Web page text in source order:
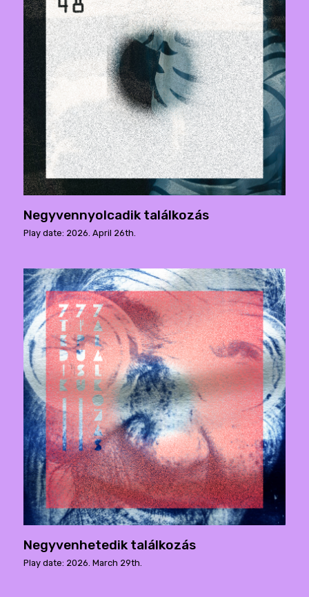
Negyvennyolcadik találkozás
Play date: 2026. April 26th.
Negyvenhetedik találkozás
Play date: 2026. March 29th.